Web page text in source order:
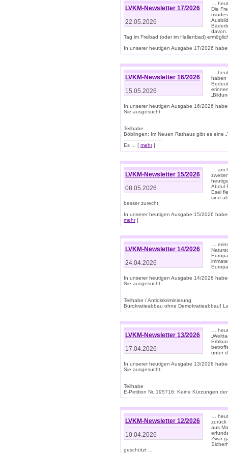
LVKM-Newsletter 17/2026
22.05.2026
…
Die
davon.
Tag im Freibad (oder im Hallenbad)
In unserer heutigen Ausgabe 17/2026
LVKM-Newsletter 16/2026
15.05.2026
…
haben
In unserer heutigen Ausgabe 16/2026
Sie ausgesucht:
Teilhabe
Böblingen: Im Neuen Rathaus gibt es eine
-------------------------
Es ... [ mehr]
LVKM-Newsletter 15/2026
08.05.2026
… am
Abdul
Esel
sind
besser zurecht.
In unserer heutigen Ausgabe 15/2026
mehr]
LVKM-Newsletter 14/2026
24.04.2026
…
In unserer heutigen Ausgabe 14/2026
Sie ausgesucht:
Teilhabe / Antidiskriminierung
Bürokratieabbau ohne Demokratieabbau!
LVKM-Newsletter 13/2026
17.04.2026
…
unter
In unserer heutigen Ausgabe 13/2026
Sie ausgesucht:
Teilhabe
E-Petition Nr. 195716: Keine Kürzungen
LVKM-Newsletter 12/2026
10.04.2026
…
zurück
aus
Zwar
geschützt ...